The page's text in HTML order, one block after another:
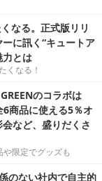
なる。正式版リリ
に訊く“キュートア
力とは
くなる！
のコラボは
6商品に使える5％オ
など、盛りだくさ
限定でグッズも
のない社内で自主的